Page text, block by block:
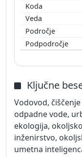
Ključne
Vodovod,
odpadne vode,
ekologija,
inženirstvo,
umetna